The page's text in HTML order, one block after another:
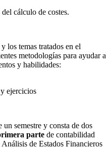
cálculo de costes.
los temas tratados en el
metodologías para ayudar a
y habilidades:
ejercicios
semestre y consta de dos
parte de contabilidad
Análisis de Estados Financieros